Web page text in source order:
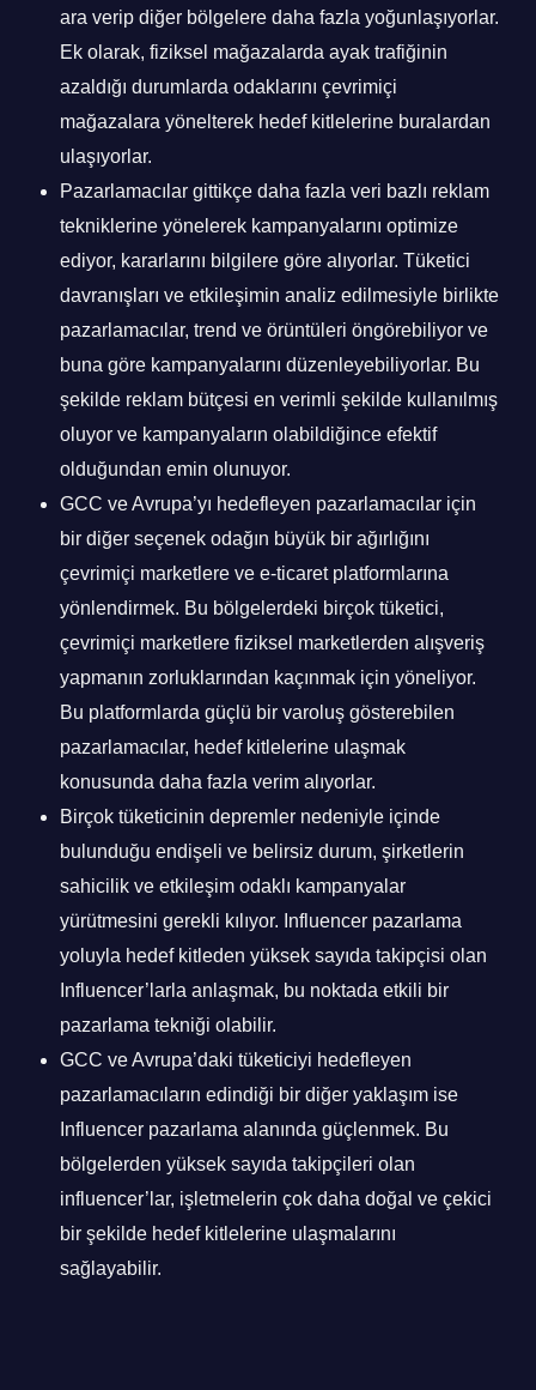
ara verip diğer bölgelere daha fazla yoğunlaşıyorlar.
Ek olarak, fiziksel mağazalarda ayak trafiğinin
azaldığı durumlarda odaklarını çevrimiçi
mağazalara yönelterek hedef kitlelerine buralardan
ulaşıyorlar.
Pazarlamacılar gittikçe daha fazla veri bazlı reklam
tekniklerine yönelerek kampanyalarını optimize
ediyor, kararlarını bilgilere göre alıyorlar. Tüketici
davranışları ve etkileşimin analiz edilmesiyle birlikte
pazarlamacılar, trend ve örüntüleri öngörebiliyor ve
buna göre kampanyalarını düzenleyebiliyorlar. Bu
şekilde reklam bütçesi en verimli şekilde kullanılmış
oluyor ve kampanyaların olabildiğince efektif
olduğundan emin olunuyor.
GCC ve Avrupa’yı hedefleyen pazarlamacılar için
bir diğer seçenek odağın büyük bir ağırlığını
çevrimiçi marketlere ve e-ticaret platformlarına
yönlendirmek. Bu bölgelerdeki birçok tüketici,
çevrimiçi marketlere fiziksel marketlerden alışveriş
yapmanın zorluklarından kaçınmak için yöneliyor.
Bu platformlarda güçlü bir varoluş gösterebilen
pazarlamacılar, hedef kitlelerine ulaşmak
konusunda daha fazla verim alıyorlar.
Birçok tüketicinin depremler nedeniyle içinde
bulunduğu endişeli ve belirsiz durum, şirketlerin
sahicilik ve etkileşim odaklı kampanyalar
yürütmesini gerekli kılıyor. Influencer pazarlama
yoluyla hedef kitleden yüksek sayıda takipçisi olan
Influencer’larla anlaşmak, bu noktada etkili bir
pazarlama tekniği olabilir.
GCC ve Avrupa’daki tüketiciyi hedefleyen
pazarlamacıların edindiği bir diğer yaklaşım ise
Influencer pazarlama alanında güçlenmek. Bu
bölgelerden yüksek sayıda takipçileri olan
influencer’lar, işletmelerin çok daha doğal ve çekici
bir şekilde hedef kitlelerine ulaşmalarını
sağlayabilir.